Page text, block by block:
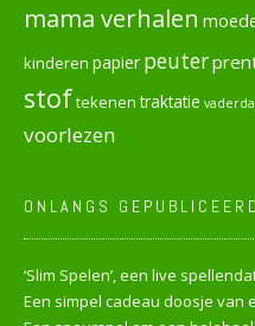
mama verhalen
kinderen papier peuter
stoftekenen traktatie
voorlezen
ONLANGS GEPUBLICEERD
‘Slim Spelen’, een live
Een simpel cadeau doosje van